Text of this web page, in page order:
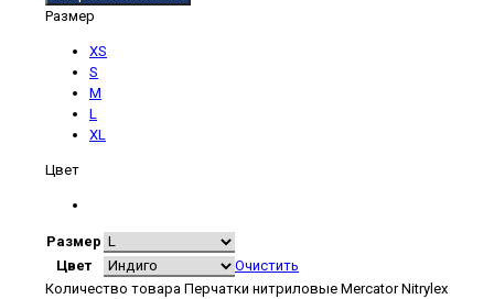
Размер
XS
S
M
L
XL
Цвет
Размер
Цвет
Очистить
Количество товара Перчатки нитриловые Mercator Nitrylex